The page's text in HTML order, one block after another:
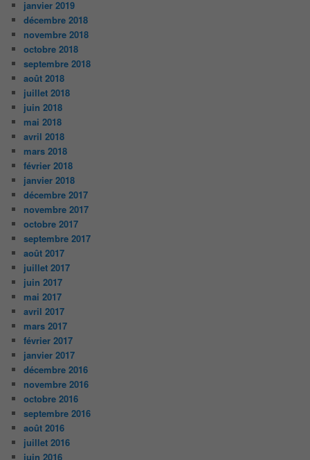
janvier 2019
décembre 2018
novembre 2018
octobre 2018
septembre 2018
août 2018
juillet 2018
juin 2018
mai 2018
avril 2018
mars 2018
février 2018
janvier 2018
décembre 2017
novembre 2017
octobre 2017
septembre 2017
août 2017
juillet 2017
juin 2017
mai 2017
avril 2017
mars 2017
février 2017
janvier 2017
décembre 2016
novembre 2016
octobre 2016
septembre 2016
août 2016
juillet 2016
juin 2016